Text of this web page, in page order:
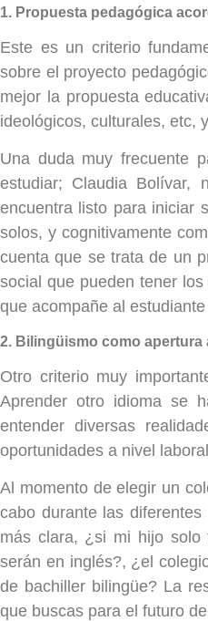
1. Propuesta pedagógica
Este es un criterio
sobre el proyecto
mejor la propuesta
ideológicos, culturales, etc,
Una duda muy frecuente
estudiar; Claudia Bolívar,
encuentra listo para iniciar
solos, y cognitivamente
cuenta que se trata de un
social que pueden tener
que acompañe al
2. Bilingüismo como apertura
Otro criterio muy
Aprender otro idioma se
entender diversas
oportunidades a nivel
Al momento de elegir un
cabo durante las
más clara, ¿si mi hijo solo
serán en inglés?, ¿el
de bachiller bilingüe? La
que buscas para el futuro